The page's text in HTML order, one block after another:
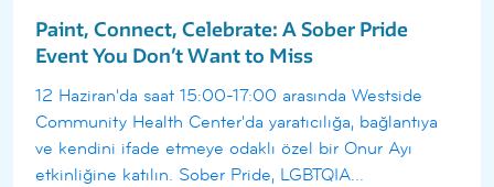
Paint, Connect, Celebrate: A Sober Pride
Event You Don’t Want to Miss
12 Haziran'da saat 15:00-17:00 arasında Westside
Community Health Center'da yaratıcılığa, bağlantıya
ve kendini ifade etmeye odaklı özel bir Onur Ayı
etkinliğine katılın. Sober Pride, LGBTQIA...